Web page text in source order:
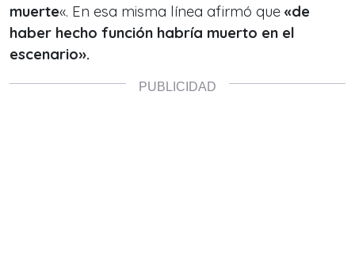
muerte«. En esa misma línea afirmó que «de
haber hecho función habría muerto en el
escenario».